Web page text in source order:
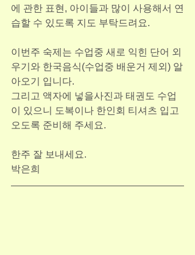
에 관한 표현, 아이들과 많이 사용해서 연
습할 수 있도록 지도 부탁드려요.
이번주 숙제는 수업중 새로 익힌 단어 외
우기와 한국음식(수업중 배운거 제외) 알
아오기 입니다.
그리고 액자에 넣을사진과 태권도 수업
이 있으니 도복이나 한인회 티셔츠 입고
오도록 준비해 주세요.
한주 잘 보내세요.
박은희